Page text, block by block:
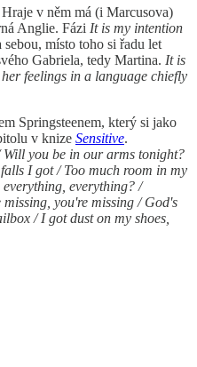
Hraje v něm má (i Marcusova)
Anglie. Fázi It is my intention
sebou, místo toho si řadu let
Gabriela, tedy Martina. It is
feelings in a language chiefly
Springsteenem, který si jako
v knize Sensitive.
you be in our arms tonight?
I got / Too much room in my
everything? /
you're missing / God's
/ I got dust on my shoes,